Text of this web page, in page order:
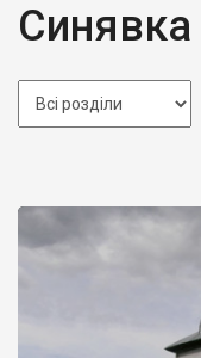
Синявка